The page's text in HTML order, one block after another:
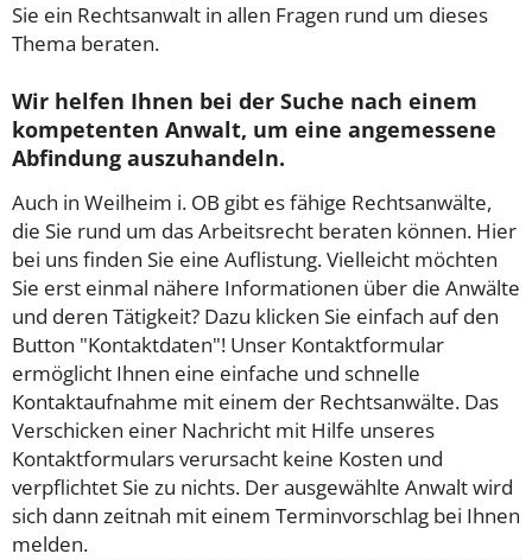
Sie ein Rechtsanwalt in allen Fragen rund um dieses
Thema beraten.
Wir helfen Ihnen bei der Suche nach einem
kompetenten Anwalt, um eine angemessene
Abfindung auszuhandeln.
Auch in Weilheim i. OB gibt es fähige Rechtsanwälte,
die Sie rund um das Arbeitsrecht beraten können. Hier
bei uns finden Sie eine Auflistung. Vielleicht möchten
Sie erst einmal nähere Informationen über die Anwälte
und deren Tätigkeit? Dazu klicken Sie einfach auf den
Button "Kontaktdaten"! Unser Kontaktformular
ermöglicht Ihnen eine einfache und schnelle
Kontaktaufnahme mit einem der Rechtsanwälte. Das
Verschicken einer Nachricht mit Hilfe unseres
Kontaktformulars verursacht keine Kosten und
verpflichtet Sie zu nichts. Der ausgewählte Anwalt wird
sich dann zeitnah mit einem Terminvorschlag bei Ihnen
melden.